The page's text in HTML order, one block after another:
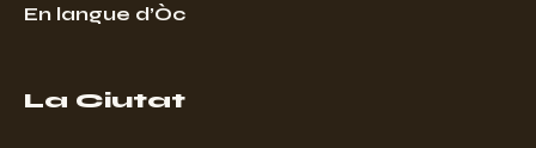
En langue d’Òc
La Ciutat